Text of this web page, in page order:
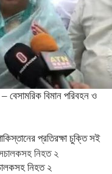
বেসামরিক বিমান পরিবহন ও
প্রতিরক্ষা চুক্তি সই
নিহত ২